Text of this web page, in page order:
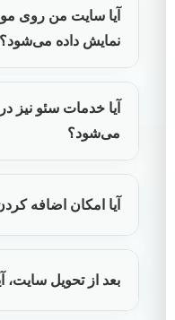
آیا سایت من روی
نمایش داده می‌شود؟
آیا خدمات سئو
می‌شود؟
آیا امکان اضافه
بعد از تحویل سایت،